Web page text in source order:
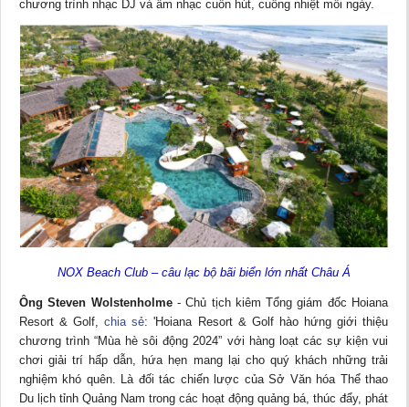
chương trình nhạc DJ và âm nhạc cuốn hút, cuồng nhiệt mỗi ngày.
NOX Beach Club – câu lạc bộ bãi biển lớn nhất Châu Á
Ông Steven Wolstenholme- Chủ tịch kiêm Tổng giám đốc Hoiana
Resort & Golf,chia sẻ: 'Hoiana Resort & Golf hào hứng giới thiệu
chương trình “Mùa hè sôi động 2024” với hàng loạt các sự kiện vui
chơi giải trí hấp dẫn, hứa hẹn mang lại cho quý khách những trải
nghiệm khó quên. Là đối tác chiến lược của Sở Văn hóa Thể thao
Du lịch tỉnh Quảng Nam trong các hoạt động quảng bá, thúc đẩy, phát